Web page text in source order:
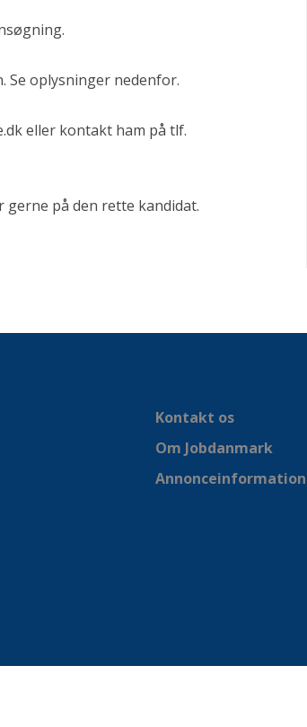
Se oplysninger nedenfor.
eller kontakt ham på tlf.
gerne på den rette kandidat.
Kontakt os
Om Jobdanmark
Annonceinformation